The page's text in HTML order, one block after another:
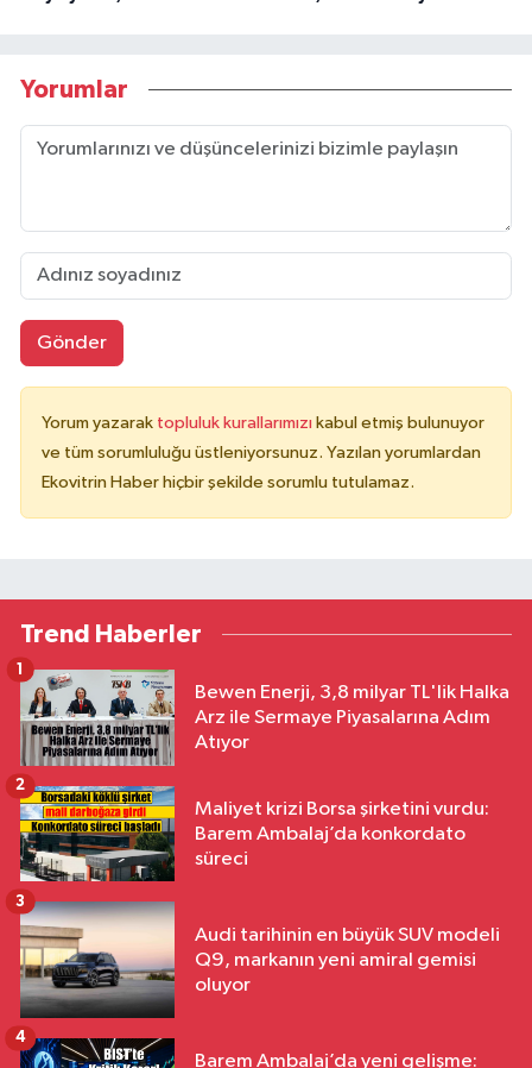
Yorumlar
Gönder
Yorum yazarak topluluk kurallarımızı kabul etmiş bulunuyor
ve tüm sorumluluğu üstleniyorsunuz. Yazılan yorumlardan
Ekovitrin Haber hiçbir şekilde sorumlu tutulamaz.
Trend Haberler
Bewen Enerji, 3,8 milyar TL'lik Halka
Arz ile Sermaye Piyasalarına Adım
Atıyor
1
Maliyet krizi Borsa şirketini vurdu:
Barem Ambalaj’da konkordato
süreci
2
Audi tarihinin en büyük SUV modeli
Q9, markanın yeni amiral gemisi
oluyor
3
Barem Ambalaj’da yeni gelişme:
4